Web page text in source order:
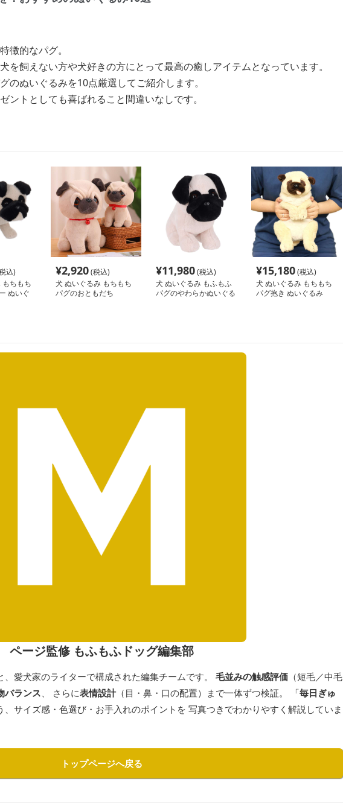
徴的なパグ。
を飼えない方や犬好きの方にとって最高の癒しアイテムとなっています。
のぬいぐるみを10点厳選してご紹介します。
ントとしても喜ばれること間違いなしです。
込)
もちもち
ぬいぐ
¥2,920(税込)
犬 ぬいぐるみ もちもち
パグのおともだち
¥11,980(税込)
犬 ぬいぐるみ もふもふ
パグのやわらかぬいぐる
¥15,180(税込)
犬 ぬいぐるみ もちもち
パグ抱き ぬいぐるみ
ページ監修 もふもふドッグ編集部
愛犬家のライターで構成された編集チームです。 毛並みの触感評価 （短毛／中毛
バランス、 さらに表情設計（目・鼻・口の配置）まで一体ずつ検証。 「毎日ぎゅ
、サイズ感・色選び・お手入れのポイントを 写真つきでわかりやすく解説していま
トップページへ戻る